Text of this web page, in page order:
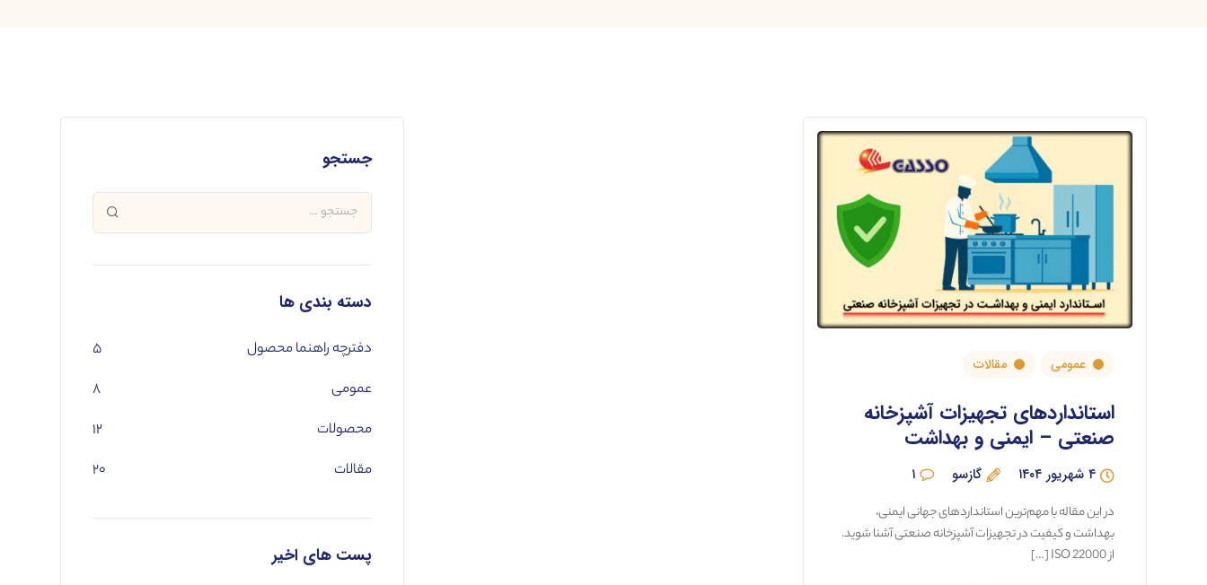
عمومی مقالات
استانداردهای تجهیزات آشپزخانه
صنعتی – ایمنی و بهداشت
۴ شهریور ۱۴۰۴ گازسو ۱
در این مقاله با مهم‌ترین استانداردهای جهانی ایمنی،
بهداشت و کیفیت در تجهیزات آشپزخانه صنعتی آشنا شوید.
از ISO 22000 […]
جستجو
دسته بندی ها
دفترچه راهنما محصول
۵
عمومی
۸
محصولات
۱۲
مقالات
۲۰
پست های اخیر